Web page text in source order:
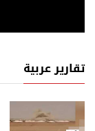
تقارير عربية